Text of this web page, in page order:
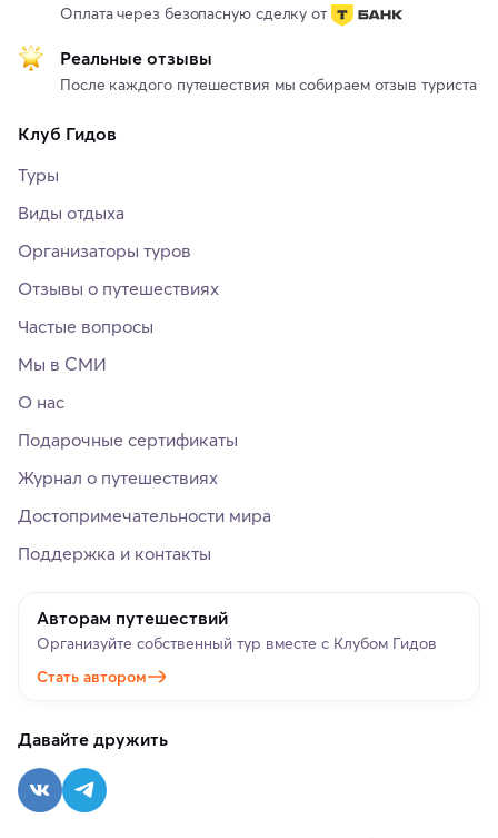
Оплата через безопасную сделку от
Реальные отзывы
После каждого путешествия мы собираем отзыв туриста
Клуб Гидов
Туры
Виды отдыха
Организаторы туров
Отзывы о путешествиях
Частые вопросы
Мы в СМИ
О нас
Подарочные сертификаты
Журнал о путешествиях
Достопримечательности мира
Поддержка и контакты
Авторам путешествий
Организуйте собственный тур вместе с Клубом Гидов
Стать автором
Давайте дружить